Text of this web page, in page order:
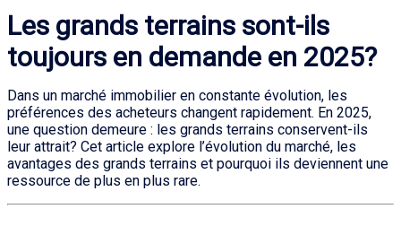
Les grands terrains sont-ils
toujours en demande en 2025?
Dans un marché immobilier en constante évolution, les
préférences des acheteurs changent rapidement. En 2025,
une question demeure : les grands terrains conservent-ils
leur attrait? Cet article explore l’évolution du marché, les
avantages des grands terrains et pourquoi ils deviennent une
ressource de plus en plus rare.